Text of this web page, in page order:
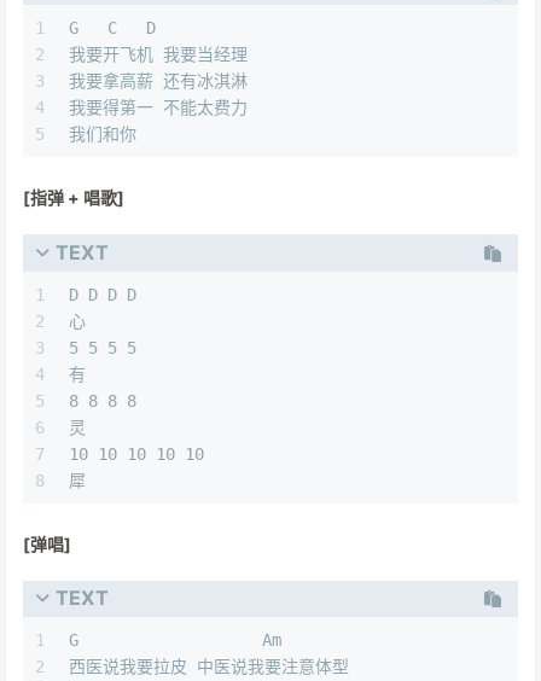
1
2
3
4
5
G   C   D
我要开飞机 我要当经理
我要拿高薪 还有冰淇淋
我要得第一 不能太费力
我们和你
[指弹 + 唱歌]
TEXT
1
2
3
4
5
6
7
8
D D D D
心
5 5 5 5
有
8 8 8 8
灵
10 10 10 10 10
犀
[弹唱]
TEXT
1
2
G                   Am
西医说我要拉皮 中医说我要注意体型